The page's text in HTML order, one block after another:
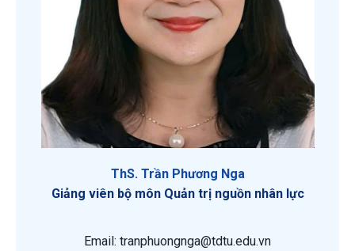
ThS. Trần Phương Nga
Giảng viên bộ môn Quản trị nguồn nhân lực
Email: tranphuongnga@tdtu.edu.vn